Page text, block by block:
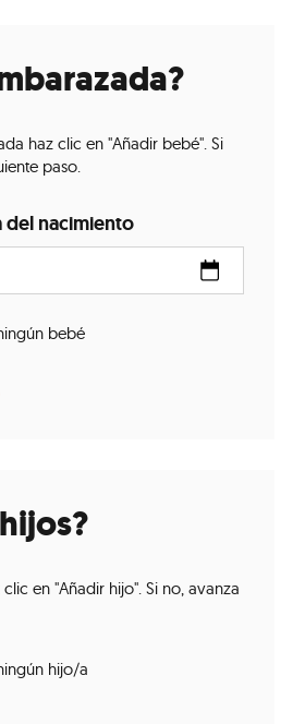
haz clic en "Añadir bebé". Si
paso.
del nacimiento
bebé
en "Añadir hijo". Si no, avanza
hijo/a